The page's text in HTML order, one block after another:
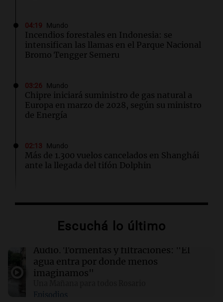
04:19 Mundo
Incendios forestales en Indonesia: se
intensifican las llamas en el Parque Nacional
Bromo Tengger Semeru
03:26 Mundo
Chipre iniciará suministro de gas natural a
Europa en marzo de 2028, según su ministro
de Energía
02:13 Mundo
Más de 1.300 vuelos cancelados en Shanghái
ante la llegada del tifón Dolphin
Airbnb acelera el lanzamiento de funciones
búsqueda
El Pentágono solicita a la industria de defensa
un aumento en la producción de armas
Escuchá lo último
Audio. Tormentas y filtraciones: "El
agua entra por donde menos
imaginamos"
Episodios